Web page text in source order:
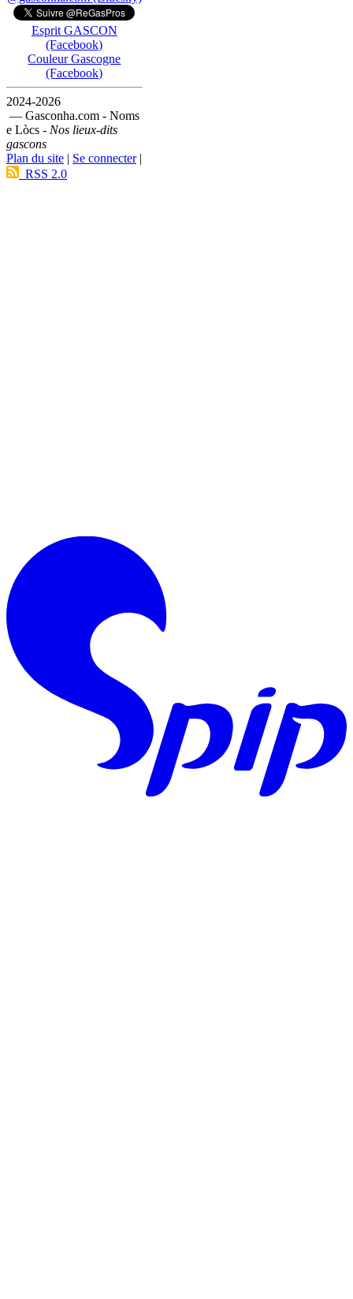
Esprit GASCON
(Facebook)
Couleur Gascogne
(Facebook)
2024-2026
— Gasconha.com - Noms
e Lòcs - Nos lieux-dits
gascons
Plan du site | Se connecter|
RSS 2.0